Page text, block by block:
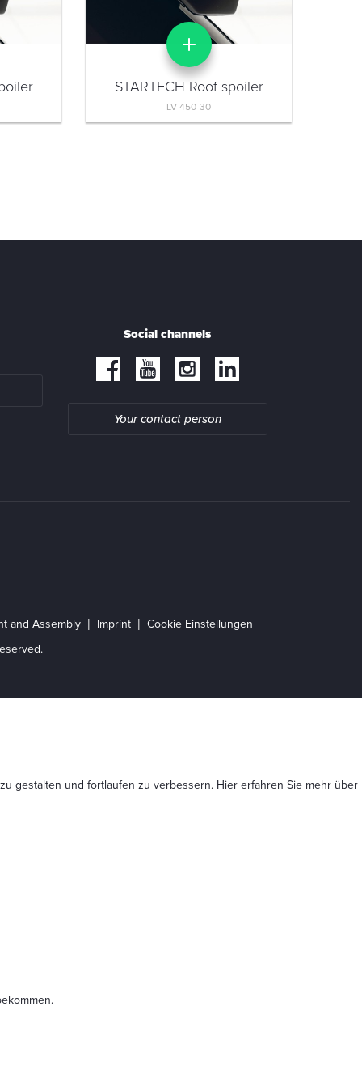
STARTECH Roof spoiler
LV-450-30
Social channels
Your contact person
and Assembly Imprint
Cookie Einstellungen
gestalten und fortlaufen zu verbessern. Hier erfahren Sie mehr über